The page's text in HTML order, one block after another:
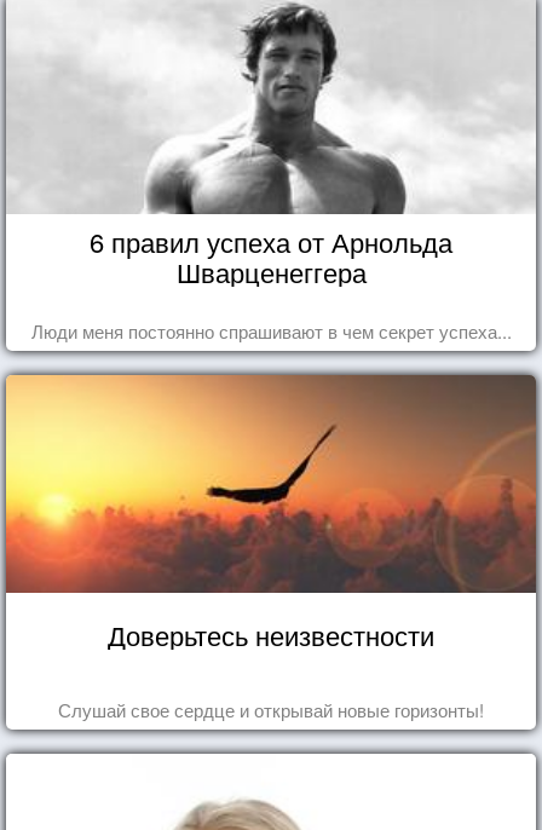
6 правил успеха от Арнольда
Шварценеггера
Люди меня постоянно спрашивают в чем секрет успеха...
Доверьтесь неизвестности
Слушай свое сердце и открывай новые горизонты!